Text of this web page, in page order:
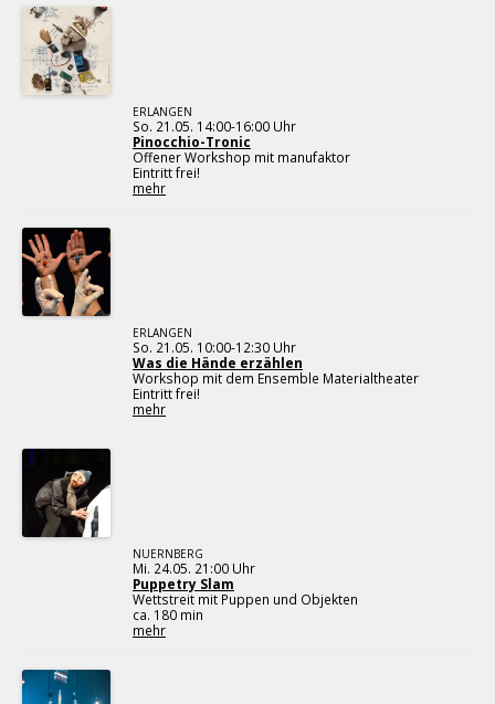
ERLANGEN
So. 21.05. 14:00-16:00 Uhr
Pinocchio-Tronic
Offener Workshop mit manufaktor
Eintritt frei!
mehr
ERLANGEN
So. 21.05. 10:00-12:30 Uhr
Was die Hände erzählen
Workshop mit dem Ensemble Materialtheater
Eintritt frei!
mehr
NUERNBERG
Mi. 24.05. 21:00 Uhr
Puppetry Slam
Wettstreit mit Puppen und Objekten
ca. 180 min
mehr